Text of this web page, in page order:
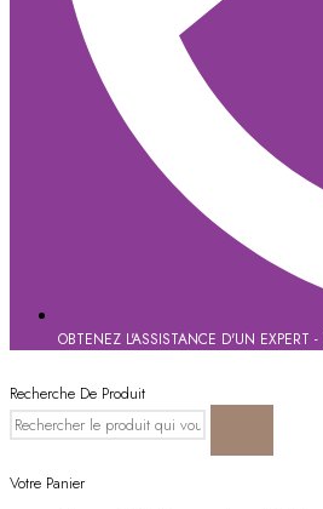
OBTENEZ L'ASSISTANCE D'UN EXPERT -
Recherche De Produit
Votre Panier